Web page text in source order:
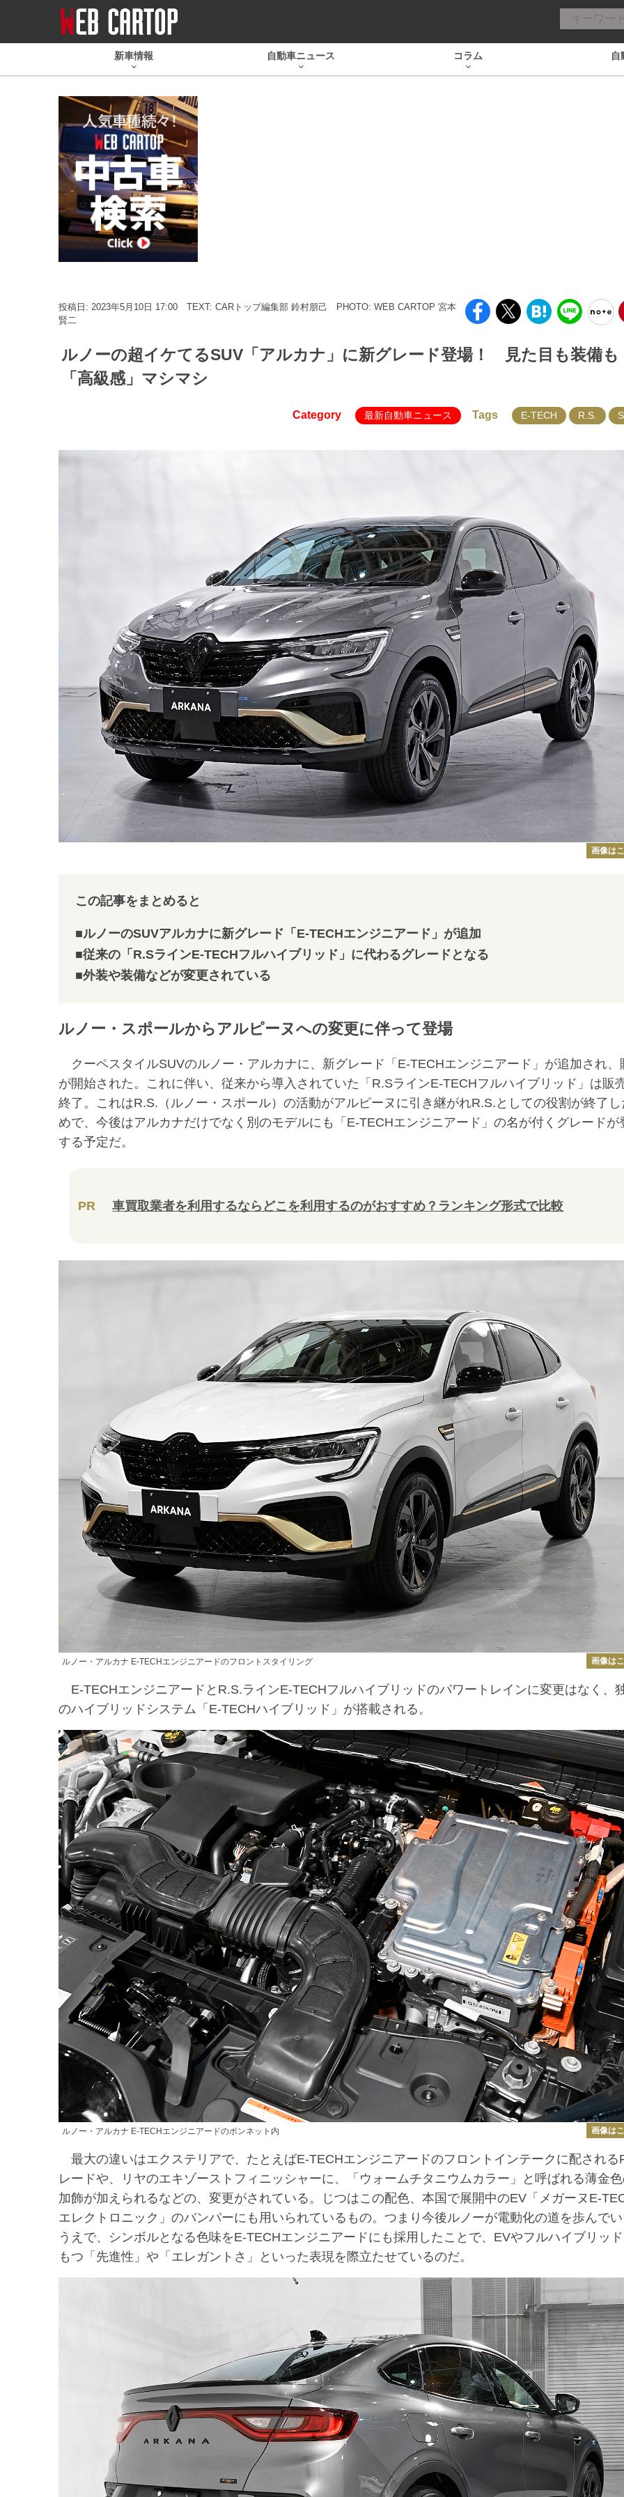
新車情報 自動車ニュース コラム 自
投稿日: 2023年5月10日 17:00 TEXT: CARトップ編集部 鈴村朋己
PHOTO: WEB CARTOP 宮本
賢二
ルノーの超イケてるSUV「アルカナ」に新グレード登場！ 見た目も装備も
「高級感」マシマシ
Category 最新自動車ニュース Tags E-TECH R.S.
画像は
この記事をまとめると
■ルノーのSUVアルカナに新グレード「E-TECHエンジニアード」が追加
■従来の「R.SラインE-TECHフルハイブリッド」に代わるグレードとなる
■外装や装備などが変更されている
ルノー・スポールからアルピーヌへの変更に伴って登場
クーペスタイルSUVのルノー・アルカナに、新グレード「E-TECHエンジニアード」が追加され、
が開始された。これに伴い、従来から導入されていた「R.SラインE-TECHフルハイブリッド」は販
終了。これはR.S.（ルノー・スポール）の活動がアルピーヌに引き継がれR.S.としての役割が終了し
めで、今後はアルカナだけでなく別のモデルにも「E-TECHエンジニアード」の名が付くグレードが
する予定だ。
PR 車買取業者を利用するならどこを利用するのがおすすめ？ランキング形式で比較
ルノー・アルカナ E-TECHエンジニアードのフロントスタイリング 画像は
E-TECHエンジニアードとR.S.ラインE-TECHフルハイブリッドのパワートレインに変更はなく、
のハイブリッドシステム「E-TECHハイブリッド」が搭載される。
ルノー・アルカナ E-TECHエンジニアードのボンネット内 画像は
最大の違いはエクステリアで、たとえばE-TECHエンジニアードのフロントインテークに配される
レードや、リヤのエキゾーストフィニッシャーに、「ウォームチタニウムカラー」と呼ばれる薄金
加飾が加えられるなどの、変更がされている。じつはこの配色、本国で展開中のEV「メガーヌE-
エレクトロニック」のバンパーにも用いられているもの。つまり今後ルノーが電動化の道を歩んで
うえで、シンボルとなる色味をE-TECHエンジニアードにも採用したことで、EVやフルハイブリッ
もつ「先進性」や「エレガントさ」といった表現を際立たせているのだ。